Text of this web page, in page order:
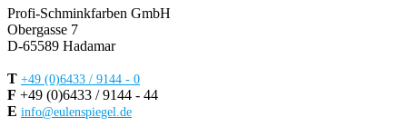
Profi-Schminkfarben GmbH
Obergasse 7
D-65589 Hadamar
T +49 (0)6433 / 9144 - 0
F +49 (0)6433 / 9144 - 44
E info@eulenspiegel.de